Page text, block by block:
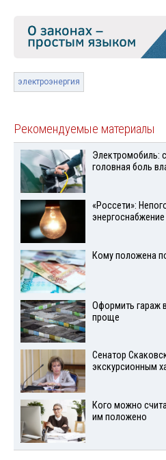
электроэнергия
Рекомендуемые материалы
Электромобиль:
головная боль
«Россети»:
Кому положена
Оформить гараж
проще
Сенатор
экскурсионным
Кого можно
им положено